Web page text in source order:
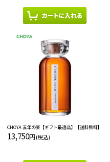
CHOYA 五年の宴【ギフト最適品】【送料無料】
13,750円(税込)